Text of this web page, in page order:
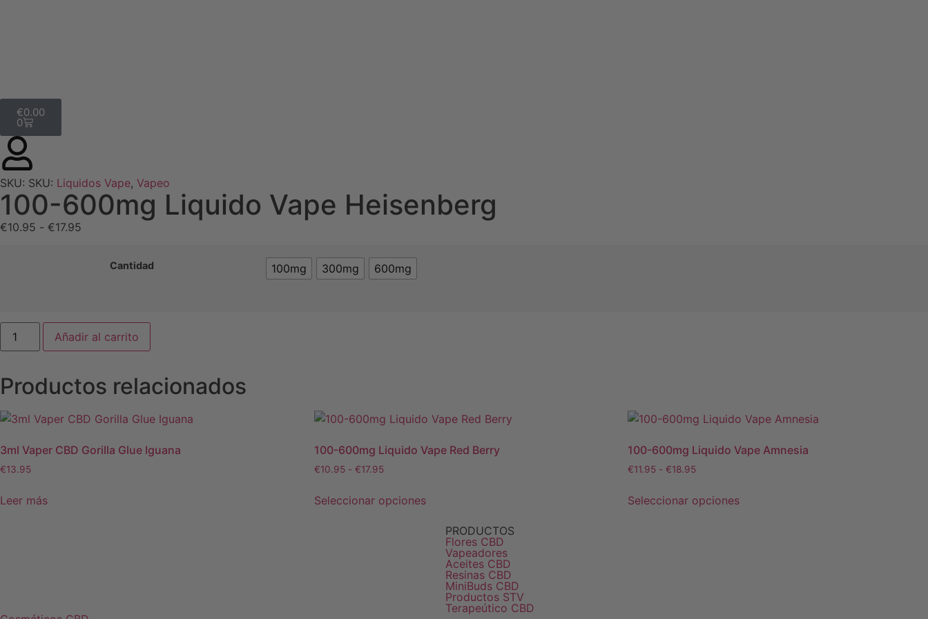
€0.00
0
SKU: SKU: Liquidos Vape, Vapeo
100-600mg Liquido Vape Heisenberg
€10.95 - €17.95
Cantidad 100mg 300mg 600mg
Añadir al carrito
Productos relacionados
3ml Vaper CBD Gorilla Glue Iguana
€13.95
Leer más
100-600mg Liquido Vape Red Berry
€10.95 - €17.95
Seleccionar opciones
100-600mg Liquido Vape Amnesia
€11.95 - €18.95
Seleccionar opciones
PRODUCTOS
Flores CBD
Vapeadores
Aceites CBD
Resinas CBD
MiniBuds CBD
Productos STV
Terapeútico CBD